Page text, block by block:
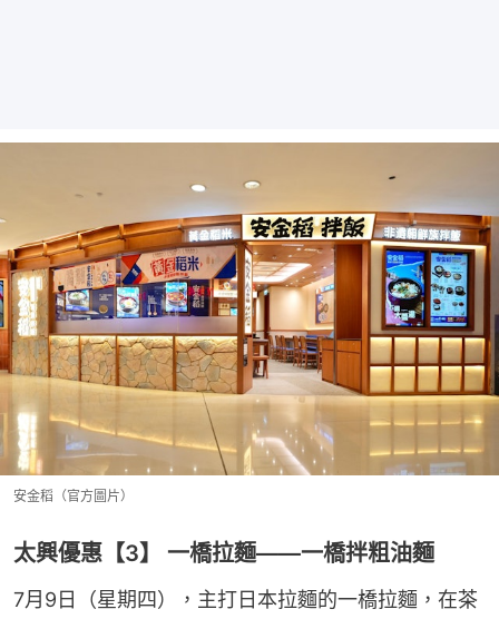
安金稻（官方圖片）
太興優惠【3】 一橋拉麵——一橋拌粗油麵
7月9日（星期四），主打日本拉麵的一橋拉麵，在茶